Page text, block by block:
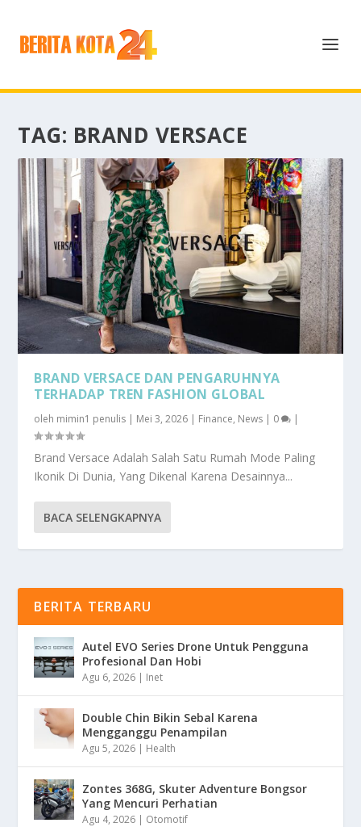
TAG: BRAND VERSACE
BRAND VERSACE DAN PENGARUHNYA
TERHADAP TREN FASHION GLOBAL
oleh mimin1 penulis | Mei 3, 2026 | Finance, News | 0 |
Brand Versace Adalah Salah Satu Rumah Mode Paling
Ikonik Di Dunia, Yang Dikenal Karena Desainnya...
BACA SELENGKAPNYA
BERITA TERBARU
Autel EVO Series Drone Untuk Pengguna
Profesional Dan Hobi
Agu 6, 2026 | Inet
Double Chin Bikin Sebal Karena
Mengganggu Penampilan
Agu 5, 2026 | Health
Zontes 368G, Skuter Adventure Bongsor
Yang Mencuri Perhatian
Agu 4, 2026 | Otomotif